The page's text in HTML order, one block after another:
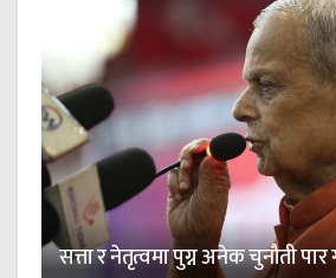
सत्ता र नेतृत्वमा पुग्न अनेक चुनौती पार